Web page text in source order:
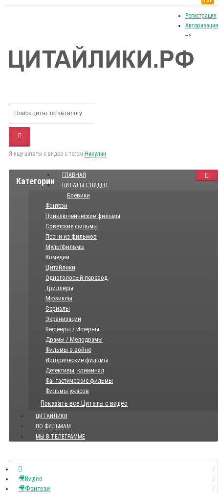
Регистрация
Авторизация
-->
Я ищу цитаты с видео с тегом Никулин
Категории
ГЛАВНАЯ
ЦИТАТЫ С ВИДЕО
Боевики
Фэнтези
Приключенческие фильмы
Советские фильмы
Песни из фильмов
Мультфильмы
Комедии
Цитайлики
Одноголосый перевод
Триллеры
Мюзиклы
Сериалы
Экранизации
Вестенры / Истерны
Драмы / Мелодрамы
Фильмы о войне
Исторические фильмы
Детективы, криминал
Фантастические фильмы
Фильмы ужасов
Показать все Цитаты с видео
ЦИТАЙЛИКИ
ПО ФИЛЬМАМ
МЫ В ТЕЛЕГРАММЕ
🎥Видео
🎥Фэнтези